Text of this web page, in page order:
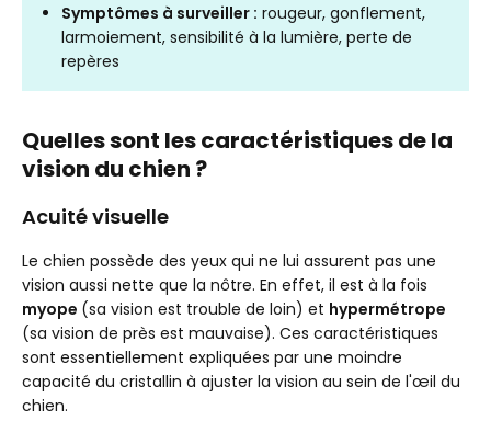
Symptômes à surveiller : rougeur, gonflement,
larmoiement, sensibilité à la lumière, perte de
repères
Quelles sont les caractéristiques de la
vision du chien ?
Acuité visuelle
Le chien possède des yeux qui ne lui assurent pas une
vision aussi nette que la nôtre. En effet, il est à la fois
myope (sa vision est trouble de loin) et hypermétrope
(sa vision de près est mauvaise). Ces caractéristiques
sont essentiellement expliquées par une moindre
capacité du cristallin à ajuster la vision au sein de l'œil du
chien.